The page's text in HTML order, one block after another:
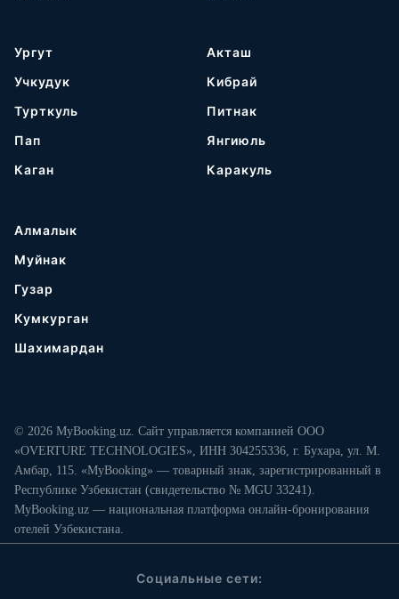
Ургут
Учкудук
Турткуль
Пап
Каган
Акташ
Кибрай
Питнак
Янгиюль
Каракуль
Алмалык
Муйнак
Гузар
Кумкурган
Шахимардан
© 2026 MyBooking.uz. Сайт управляется компанией ООО
«OVERTURE TECHNOLOGIES», ИНН 304255336, г. Бухара, ул. М.
Амбар, 115. «MyBooking» — товарный знак, зарегистрированный в
Республике Узбекистан (свидетельство № MGU 33241).
MyBooking.uz — национальная платформа онлайн-бронирования
отелей Узбекистана.
Социальные сети: